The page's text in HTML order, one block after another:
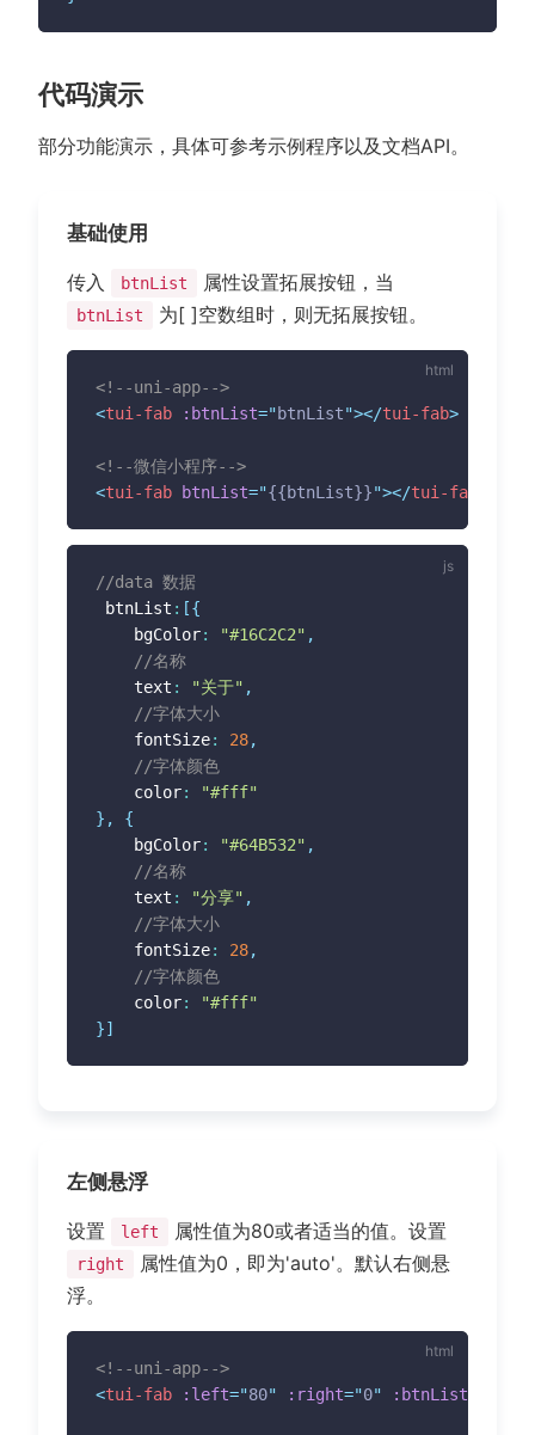
代码演示
部分功能演示，具体可参考示例程序以及文档API。
基础使用
传入 btnList 属性设置拓展按钮，当
btnList 为[ ]空数组时，则无拓展按钮。
<!--uni-app-->
<tui-fab :btnList="btnList"></tui-fab>
<!--微信小程序-->
<tui-fab btnList="{{btnList}}"></tui-fab
//data 数据
btnList : [{
	bgColor
: "#16C2C2" ,
//名称
	text
: "关于" ,
//字体大小
	fontSize
: 28,
//字体颜色
	color
:
"#fff"
} ,
{
	bgColor
: "#64B532" ,
//名称
	text
: "分享" ,
//字体大小
	fontSize
: 28,
//字体颜色
	color
:
"#fff"
}]
左侧悬浮
设置 left 属性值为80或者适当的值。设置
right
属性值为0，即为'auto'。默认右侧悬
浮。
<!--uni-app-->
<tui-fab :left="80" :right="0" :btnList